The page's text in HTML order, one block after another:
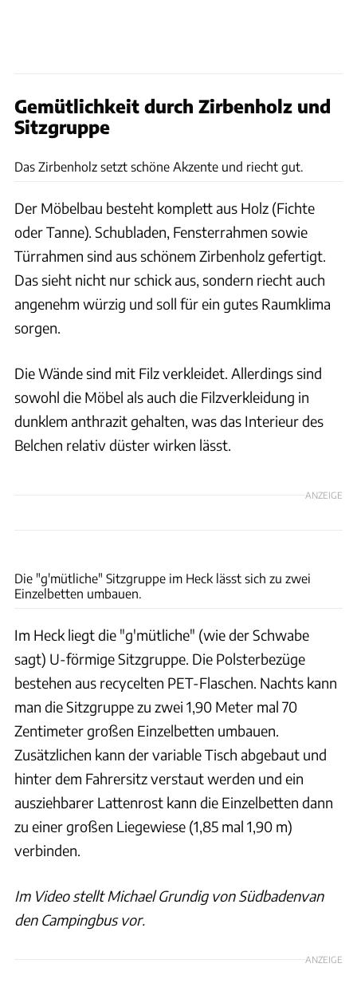
Gemütlichkeit durch Zirbenholz und
Sitzgruppe
Das Zirbenholz setzt schöne Akzente und riecht gut.
Der Möbelbau besteht komplett aus Holz (Fichte
oder Tanne). Schubladen, Fensterrahmen sowie
Türrahmen sind aus schönem Zirbenholz gefertigt.
Das sieht nicht nur schick aus, sondern riecht auch
angenehm würzig und soll für ein gutes Raumklima
sorgen.
Die Wände sind mit Filz verkleidet. Allerdings sind
sowohl die Möbel als auch die Filzverkleidung in
dunklem anthrazit gehalten, was das Interieur des
Belchen relativ düster wirken lässt.
ANZEIGE
Die "g'mütliche" Sitzgruppe im Heck lässt sich zu zwei
Einzelbetten umbauen.
Im Heck liegt die "g'mütliche" (wie der Schwabe
sagt) U-förmige Sitzgruppe. Die Polsterbezüge
bestehen aus recycelten PET-Flaschen. Nachts kann
man die Sitzgruppe zu zwei 1,90 Meter mal 70
Zentimeter großen Einzelbetten umbauen.
Zusätzlichen kann der variable Tisch abgebaut und
hinter dem Fahrersitz verstaut werden und ein
ausziehbarer Lattenrost kann die Einzelbetten dann
zu einer großen Liegewiese (1,85 mal 1,90 m)
verbinden.
Im Video stellt Michael Grundig von Südbadenvan
den Campingbus vor.
ANZEIGE